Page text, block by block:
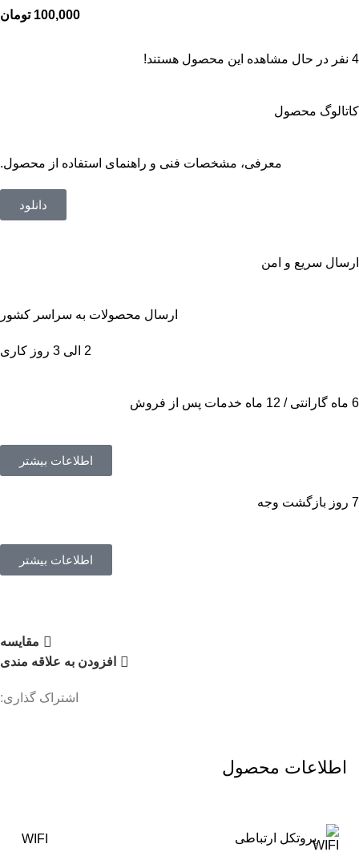
تومان
4 نفر در حال مشاهده این محصول هستند!
کاتالوگ محصول
معرفی، مشخصات فنی و راهنمای استفاده از محصول.
دانلود
ارسال سریع و امن
ارسال محصولات به سراسر کشور
2 الی 3 روز کاری
6 ماه گارانتی / 12 ماه خدمات پس از فروش
اطلاعات بیشتر
7 روز بازگشت وجه
اطلاعات بیشتر
مقایسه
افزودن به علاقه مندی
اشتراک گذاری:
اطلاعات محصول
پروتکل ارتباطی WIFI